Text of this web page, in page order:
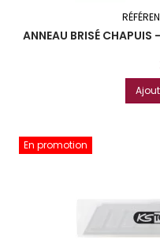
ANNEAU BRISÉ
En promotion